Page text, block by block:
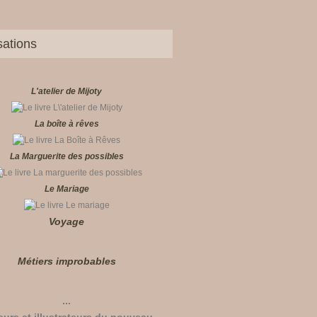
L'atelier de Mijoty
La boîte à rêves
La Marguerite des possibles
Le Mariage
Voyage
Métiers improbables
...